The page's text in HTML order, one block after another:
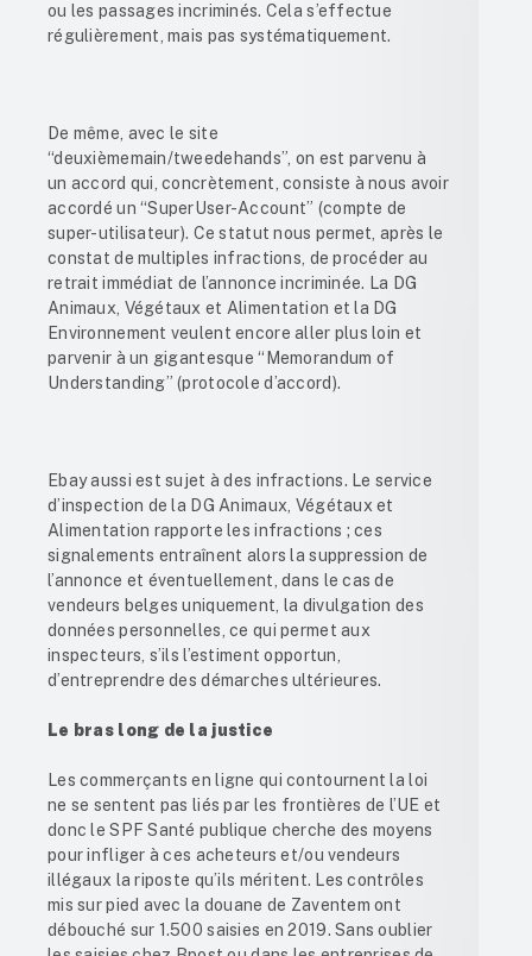
ou les passages incriminés. Cela s’effectue
régulièrement, mais pas systématiquement.
De même, avec le site
“deuxièmemain/tweedehands”, on est parvenu à
un accord qui, concrètement, consiste à nous avoir
accordé un“SuperUser-Account” (compte de
super-utilisateur). Ce statut nous permet, après le
constat de multiples infractions, de procéder au
retrait immédiat de l’annonce incriminée. La DG
Animaux, Végétaux et Alimentation et la DG
Environnement veulent encore aller plus loin et
parvenir à un gigantesque“Memorandum of
Understanding” (protocole d’accord).
Ebay aussi est sujet à des infractions. Le service
d’inspection de la DG Animaux, Végétaux et
Alimentation rapporte les infractions ; ces
signalements entraînent alors la suppression de
l’annonce et éventuellement, dans le cas de
vendeurs belges uniquement, la divulgation des
données personnelles, ce qui permet aux
inspecteurs, s’ils l’estiment opportun,
d’entreprendre des démarches ultérieures.
Le bras long de la justice
Les commerçants en ligne qui contournent la loi
ne se sentent pas liés par les frontières de l’UE et
donc le SPF Santé publique cherche des moyens
pour infliger à ces acheteurs et/ou vendeurs
illégaux la riposte qu’ils méritent. Les contrôles
mis sur pied avec la douane de Zaventem ont
débouché sur 1.500 saisies en 2019. Sans oublier